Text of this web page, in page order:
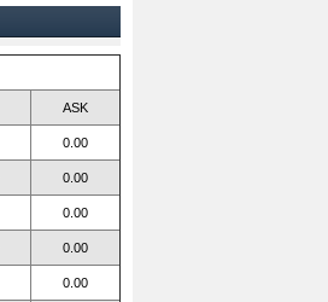
ASK
0.00
0.00
0.00
0.00
0.00